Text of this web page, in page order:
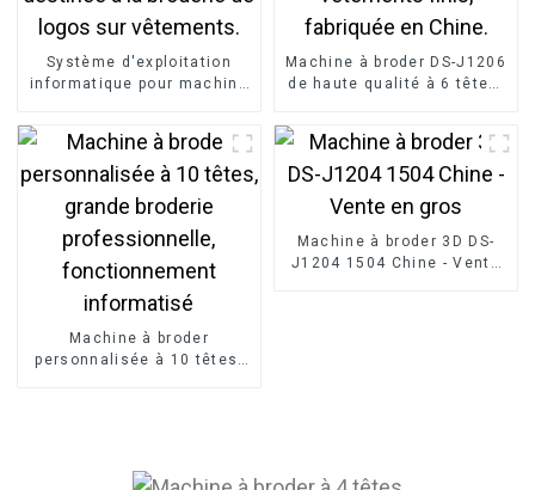
Système d'exploitation
informatique pour machine
broderie de logos sur
vêtements.
Machine à broder DS-J1206
de haute qualité à 6 têtes,
finis, fabriquée en Chine.
Machine à broder
personnalisée à 10 têtes,
Machine à broder 3D DS-
J1204 1504 Chine - Vente